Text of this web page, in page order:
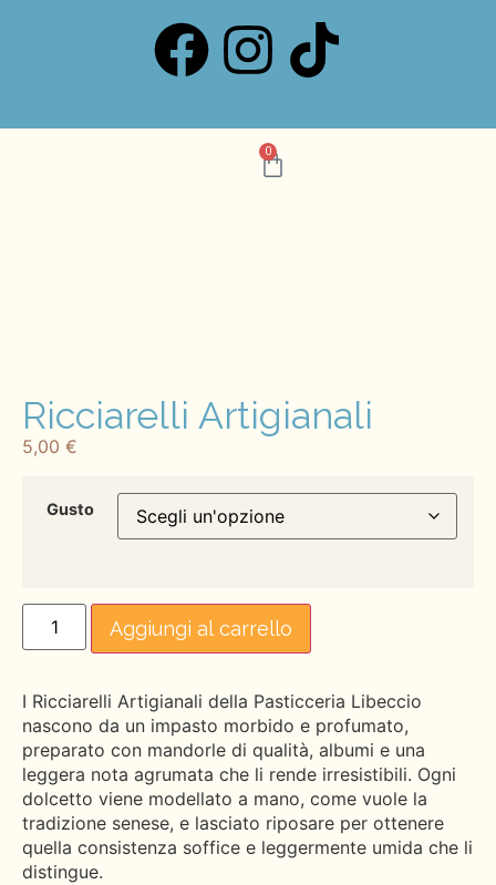
0
Ricciarelli Artigianali
5,00 €
Gusto
Aggiungi al carrello
I Ricciarelli Artigianali della Pasticceria Libeccio
nascono da un impasto morbido e profumato,
preparato con mandorle di qualità, albumi e una
leggera nota agrumata che li rende irresistibili. Ogni
dolcetto viene modellato a mano, come vuole la
tradizione senese, e lasciato riposare per ottenere
quella consistenza soffice e leggermente umida che li
distingue.